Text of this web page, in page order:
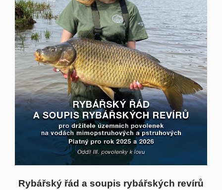
Rybářský řád a soupis rybářských revírů